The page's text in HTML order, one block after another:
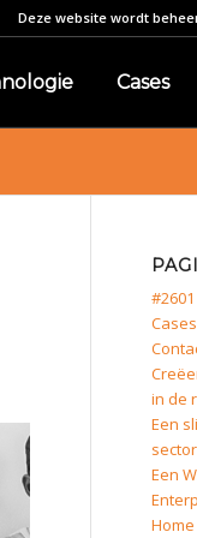
Deze website wordt
Cases
Cases
in de
Een
sector
Een
Home